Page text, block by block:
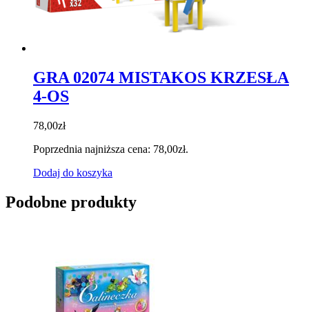
GRA 02074 MISTAKOS KRZESŁA
4-OS
78,00zł
Poprzednia najniższa cena: 78,00zł.
Dodaj do koszyka
Podobne produkty